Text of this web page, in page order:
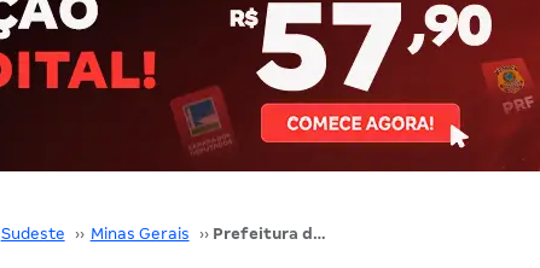
Sudeste ›› Minas Gerais ›› Prefeitura de Coração de Jesus-MG abre concurso para 236 vagas!